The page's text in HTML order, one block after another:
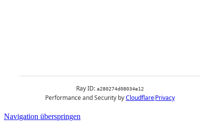
Navigation überspringen